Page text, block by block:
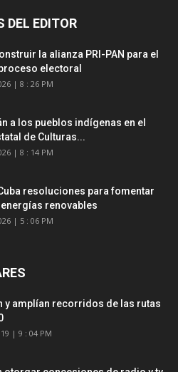
DEL EDITOR
la alianza PRI-PAN para el
electoral
| 8 : 26 PM
a los pueblos indígenas en el
de Culturas...
| 8 : 14 PM
resoluciones para fomentar
renovables
| 5 : 06 PM
y amplían recorridos de las rutas
| 9 : 04 PM